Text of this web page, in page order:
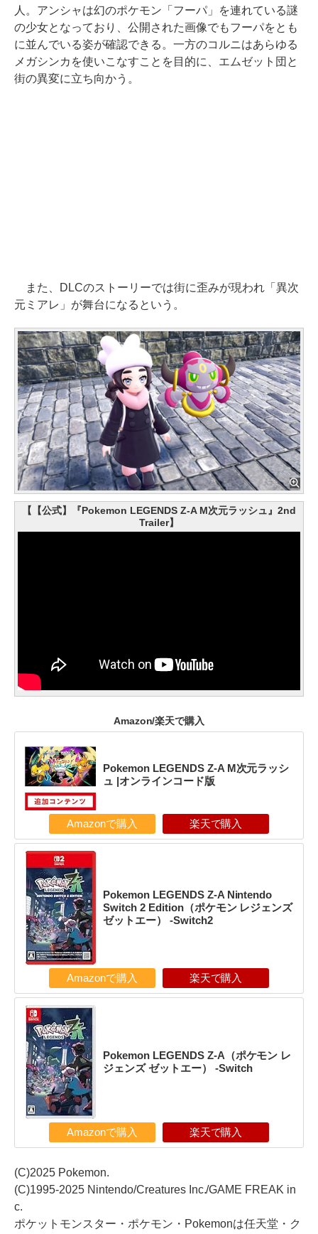
人。アンシャは幻のポケモン「フーパ」を連れている謎
の少女となっており、公開された画像でもフーパをとも
に並んでいる姿が確認できる。一方のコルニはあらゆる
メガシンカを使いこなすことを目的に、エムゼット団と
街の異変に立ち向かう。
また、DLCのストーリーでは街に歪みが現われ「異次
元ミアレ」が舞台になるという。
【【公式】『Pokemon LEGENDS Z-A M次元ラッシュ』2nd
Trailer】
Amazon/楽天で購入
Pokemon LEGENDS Z-A M次元ラッシ
ュ |オンラインコード版
Amazonで購入 楽天で購入
Pokemon LEGENDS Z-A Nintendo
Switch 2 Edition（ポケモン レジェンズ
ゼットエー） -Switch2
Amazonで購入 楽天で購入
Pokemon LEGENDS Z-A（ポケモン レ
ジェンズ ゼットエー） -Switch
Amazonで購入 楽天で購入
(C)2025 Pokemon.
(C)1995-2025 Nintendo/Creatures Inc./GAME FREAK in
c.
ポケットモンスター・ポケモン・Pokemonは任天堂・ク